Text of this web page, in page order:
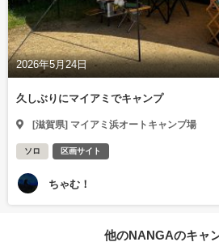
2026年5月24日
久しぶりにマイアミでキャンプ
[滋賀県] マイアミ浜オートキャンプ場
ソロ 区画サイト
ちゃむ！
他のNANGAのキャ